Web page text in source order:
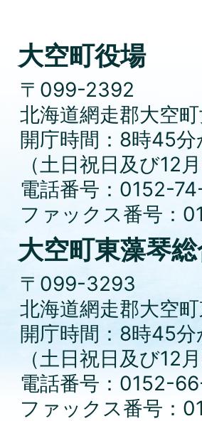
大空町役場
〒099-2392
北海道網走郡大空
開庁時間：8時45
（土日祝日及び12
電話番号：0152-
ファックス番号：
大空町東藻琴
〒099-3293
北海道網走郡大空
開庁時間：8時45
（土日祝日及び12
電話番号：0152-
ファックス番号：